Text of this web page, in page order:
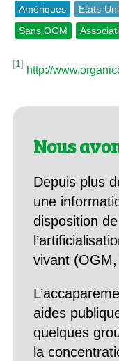
Amériques Etats-
Sans OGM
[1]
http://
Nous
Depuis plus
une
disposition
vivant
aides
quelques
la